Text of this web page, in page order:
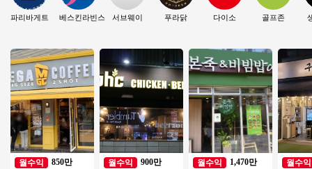
파리바게트 베스킨라빈스 서브웨이 푸라닭 다이소 골프존
월수익
850만
월수익
900만
월수익
1,470만
월수익